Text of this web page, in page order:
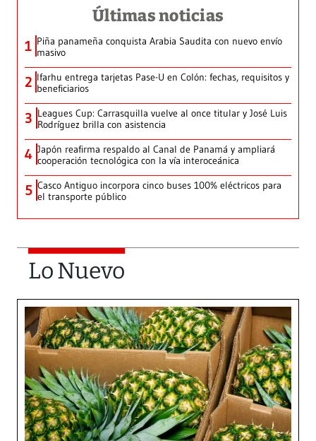
Últimas noticias
1 Piña panameña conquista Arabia Saudita con nuevo envío
masivo
2 Ifarhu entrega tarjetas Pase-U en Colón: fechas, requisitos y
beneficiarios
3 Leagues Cup: Carrasquilla vuelve al once titular y José Luis
Rodríguez brilla con asistencia
4 Japón reafirma respaldo al Canal de Panamá y ampliará
cooperación tecnológica con la vía interoceánica
5 Casco Antiguo incorpora cinco buses 100% eléctricos para
el transporte público
Lo Nuevo